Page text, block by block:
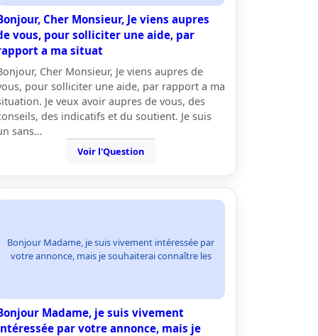
Cher Monsieur, Je viens aupres
vous, pour solliciter une aide, par
a ma situat
Cher Monsieur, Je viens aupres de
pour solliciter une aide, par rapport a ma
Je veux avoir aupres de vous, des
des indicatifs et du soutient. Je suis
sans…
Voir l'Question
Bonjour Madame, je suis vivement intéressée par
votre annonce, mais je souhaiterai connaître les
Madame, je suis vivement
par votre annonce, mais je